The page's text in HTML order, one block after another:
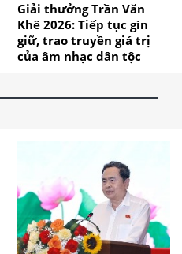
Giải thưởng Trần Văn
Khê 2026: Tiếp tục gìn
giữ, trao truyền giá trị
của âm nhạc dân tộc